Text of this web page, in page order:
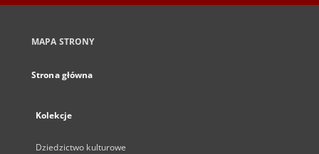
MAPA STRONY
Strona główna
Kolekcje
Dziedzictwo kulturowe